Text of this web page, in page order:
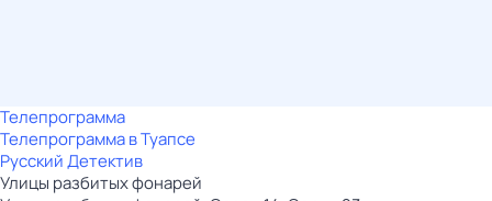
Телепрограмма
Телепрограмма в Туапсе
Русский Детектив
Улицы разбитых фонарей